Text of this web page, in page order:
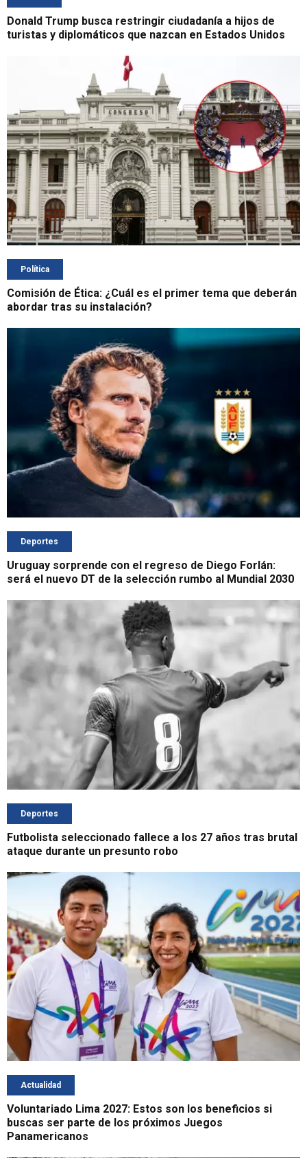
Donald Trump busca restringir ciudadanía a hijos de
turistas y diplomáticos que nazcan en Estados Unidos
Política
Comisión de Ética: ¿Cuál es el primer tema que deberán
abordar tras su instalación?
Deportes
Uruguay sorprende con el regreso de Diego Forlán:
será el nuevo DT de la selección rumbo al Mundial 2030
Deportes
Futbolista seleccionado fallece a los 27 años tras brutal
ataque durante un presunto robo
Actualidad
Voluntariado Lima 2027: Estos son los beneficios si
buscas ser parte de los próximos Juegos
Panamericanos